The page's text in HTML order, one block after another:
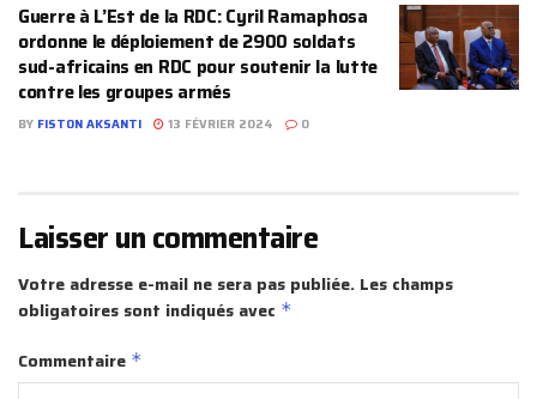
Guerre à L’Est de la RDC: Cyril Ramaphosa
ordonne le déploiement de 2900 soldats
sud-africains en RDC pour soutenir la lutte
contre les groupes armés
BY FISTON AKSANTI 13 FÉVRIER 2024 0
Laisser un commentaire
Votre adresse e-mail ne sera pas publiée. Les champs
obligatoires sont indiqués avec *
Commentaire *